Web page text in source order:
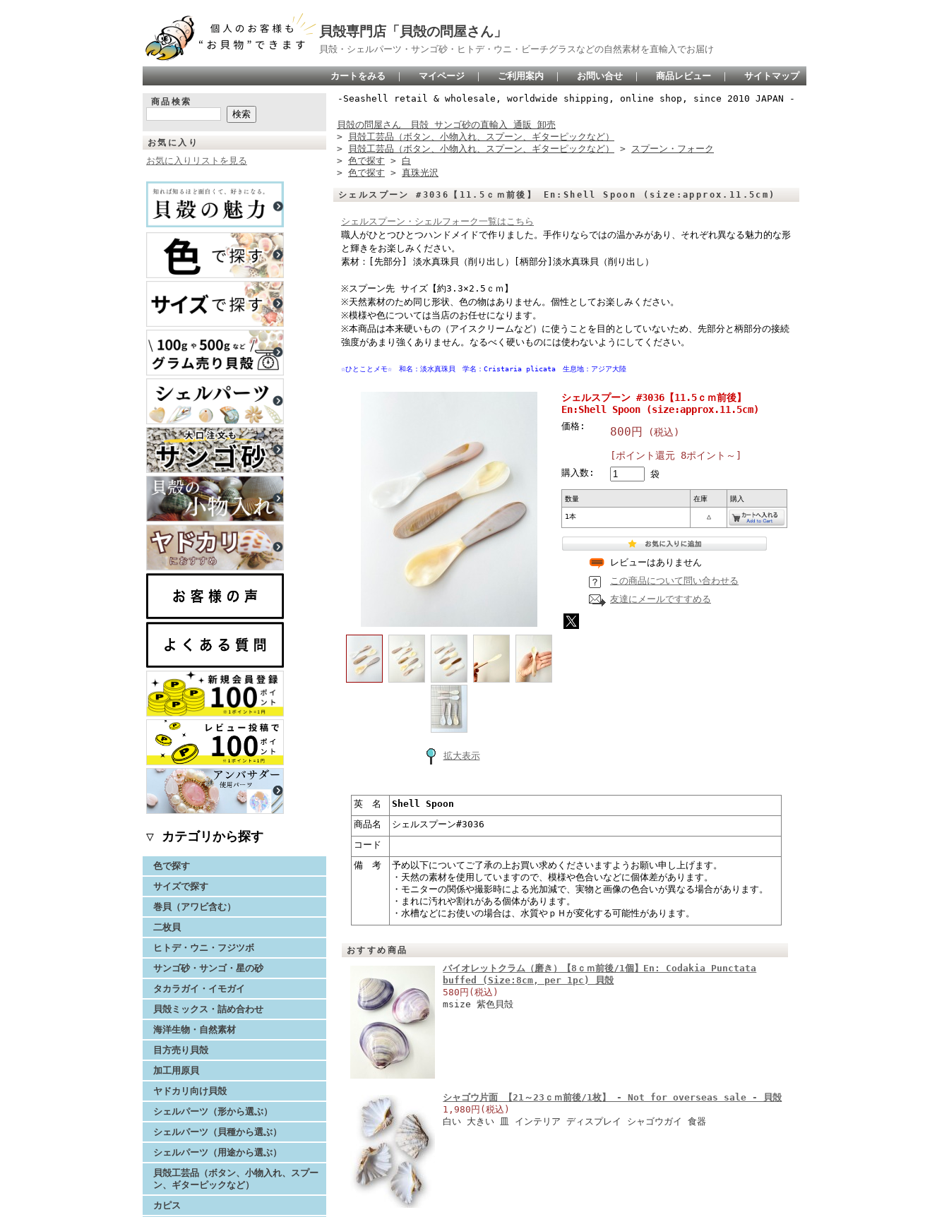
貝殻専門店「貝殻の問屋さん」
貝殻・シェルパーツ・サンゴ砂・ヒトデ・ウニ・ビーチグラスなどの自然素材を直輸入でお届け
カートをみる ｜ マイページ ｜ ご利用案内 ｜ お問い合せ ｜ 商品レビュー ｜ サイトマップ
商品検索
お気に入り
お気に入りリストを見る
▽ カテゴリから探す
色で探す
サイズで探す
巻貝（アワビ含む）
二枚貝
ヒトデ・ウニ・フジツボ
サンゴ砂・サンゴ・星の砂
タカラガイ・イモガイ
貝殻ミックス・詰め合わせ
海洋生物・自然素材
目方売り貝殻
加工用原貝
ヤドカリ向け貝殻
シェルパーツ（形から選ぶ）
シェルパーツ（貝種から選ぶ）
シェルパーツ（用途から選ぶ）
貝殻工芸品（ボタン、小物入れ、スプー
ン、ギターピックなど）
カピス
-Seashell retail & wholesale, worldwide shipping, online shop, since 2010 JAPAN -
貝殻の問屋さん 貝殻 サンゴ砂の直輸入 通販 卸売
>
貝殻工芸品（ボタン、小物入れ、スプーン、ギターピックなど）
>
貝殻工芸品（ボタン、小物入れ、スプーン、ギターピックなど） > スプーン・フォーク
> 色で探す > 白
> 色で探す > 真珠光沢
シェルスプーン #3036【11.5ｃｍ前後】 En:Shell Spoon (size:approx.11.5cm)
シェルスプーン・シェルフォーク一覧はこちら
職人がひとつひとつハンドメイドで作りました。手作りならではの温かみがあり、それぞれ異なる魅力的な形
と輝きをお楽しみください。
素材：[先部分] 淡水真珠貝（削り出し）[柄部分]淡水真珠貝（削り出し）
※スプーン先 サイズ【約3.3×2.5ｃｍ】
※天然素材のため同じ形状、色の物はありません。個性としてお楽しみください。
※模様や色については当店のお任せになります。
※本商品は本来硬いもの（アイスクリームなど）に使うことを目的としていないため、先部分と柄部分の接続
強度があまり強くありません。なるべく硬いものには使わないようにしてください。
☆ひとことメモ☆ 和名：淡水真珠貝 学名：Cristaria plicata 生息地：アジア大陸
拡大表示
シェルスプーン #3036【11.5ｃｍ前後】
En:Shell Spoon (size:approx.11.5cm)
価格: 800円 (税込)
[ポイント還元 8ポイント～]
購入数: 袋
数量 在庫 購入
1本 △
レビューはありません
この商品について問い合わせる
友達にメールですすめる
英 名
Shell Spoon
商品名
シェルスプーン#3036
コード
備 考
予め以下についてご了承の上お買い求めくださいますようお願い申し上げます。
・天然の素材を使用していますので、模様や色合いなどに個体差があります。
・モニターの関係や撮影時による光加減で、実物と画像の色合いが異なる場合があります。
・まれに汚れや割れがある個体があります。
・水槽などにお使いの場合は、水質やｐＨが変化する可能性があります。
おすすめ商品
バイオレットクラム（磨き）【8ｃｍ前後/1個】En: Codakia Punctata
buffed (Size:8cm, per 1pc) 貝殻
580円(税込)
msize 紫色貝殻
シャゴウ片面 【21～23ｃｍ前後/1枚】 - Not for overseas sale - 貝殻
1,980円(税込)
白い 大きい 皿 インテリア ディスプレイ シャゴウガイ 食器